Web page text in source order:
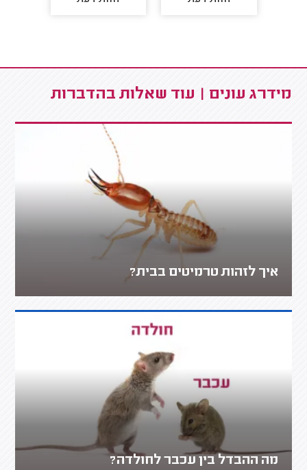
מידרג עונים | עוד שאלות בהדברות
איך לזהות טרמיטים בבית?
מה ההבדל בין עכבר לחולדה?